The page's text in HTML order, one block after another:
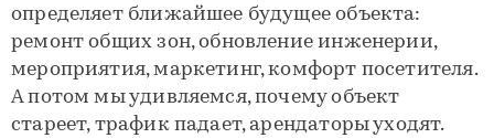
определяет ближайшее будущее объекта:
ремонт общих зон, обновление инженерии,
мероприятия, маркетинг, комфорт посетителя.
А потом мы удивляемся, почему объект
стареет, трафик падает, арендаторы уходят.